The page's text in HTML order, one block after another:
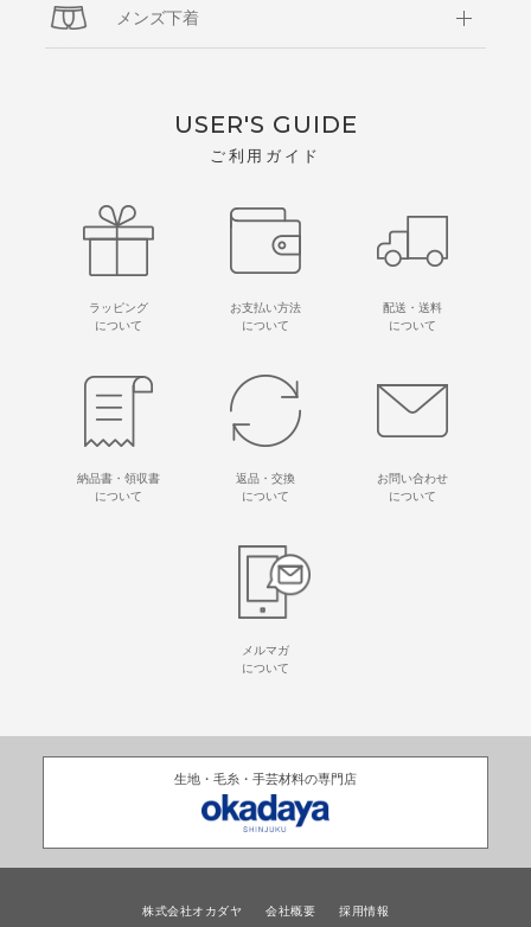
メンズ下着
USER'S GUIDE
ご利用ガイド
ラッピング
について
お支払い方法
について
配送・送料
について
納品書・領収書
について
返品・交換
について
お問い合わせ
について
メルマガ
について
生地・毛糸・手芸材料の専門店
株式会社オカダヤ 会社概要 採用情報